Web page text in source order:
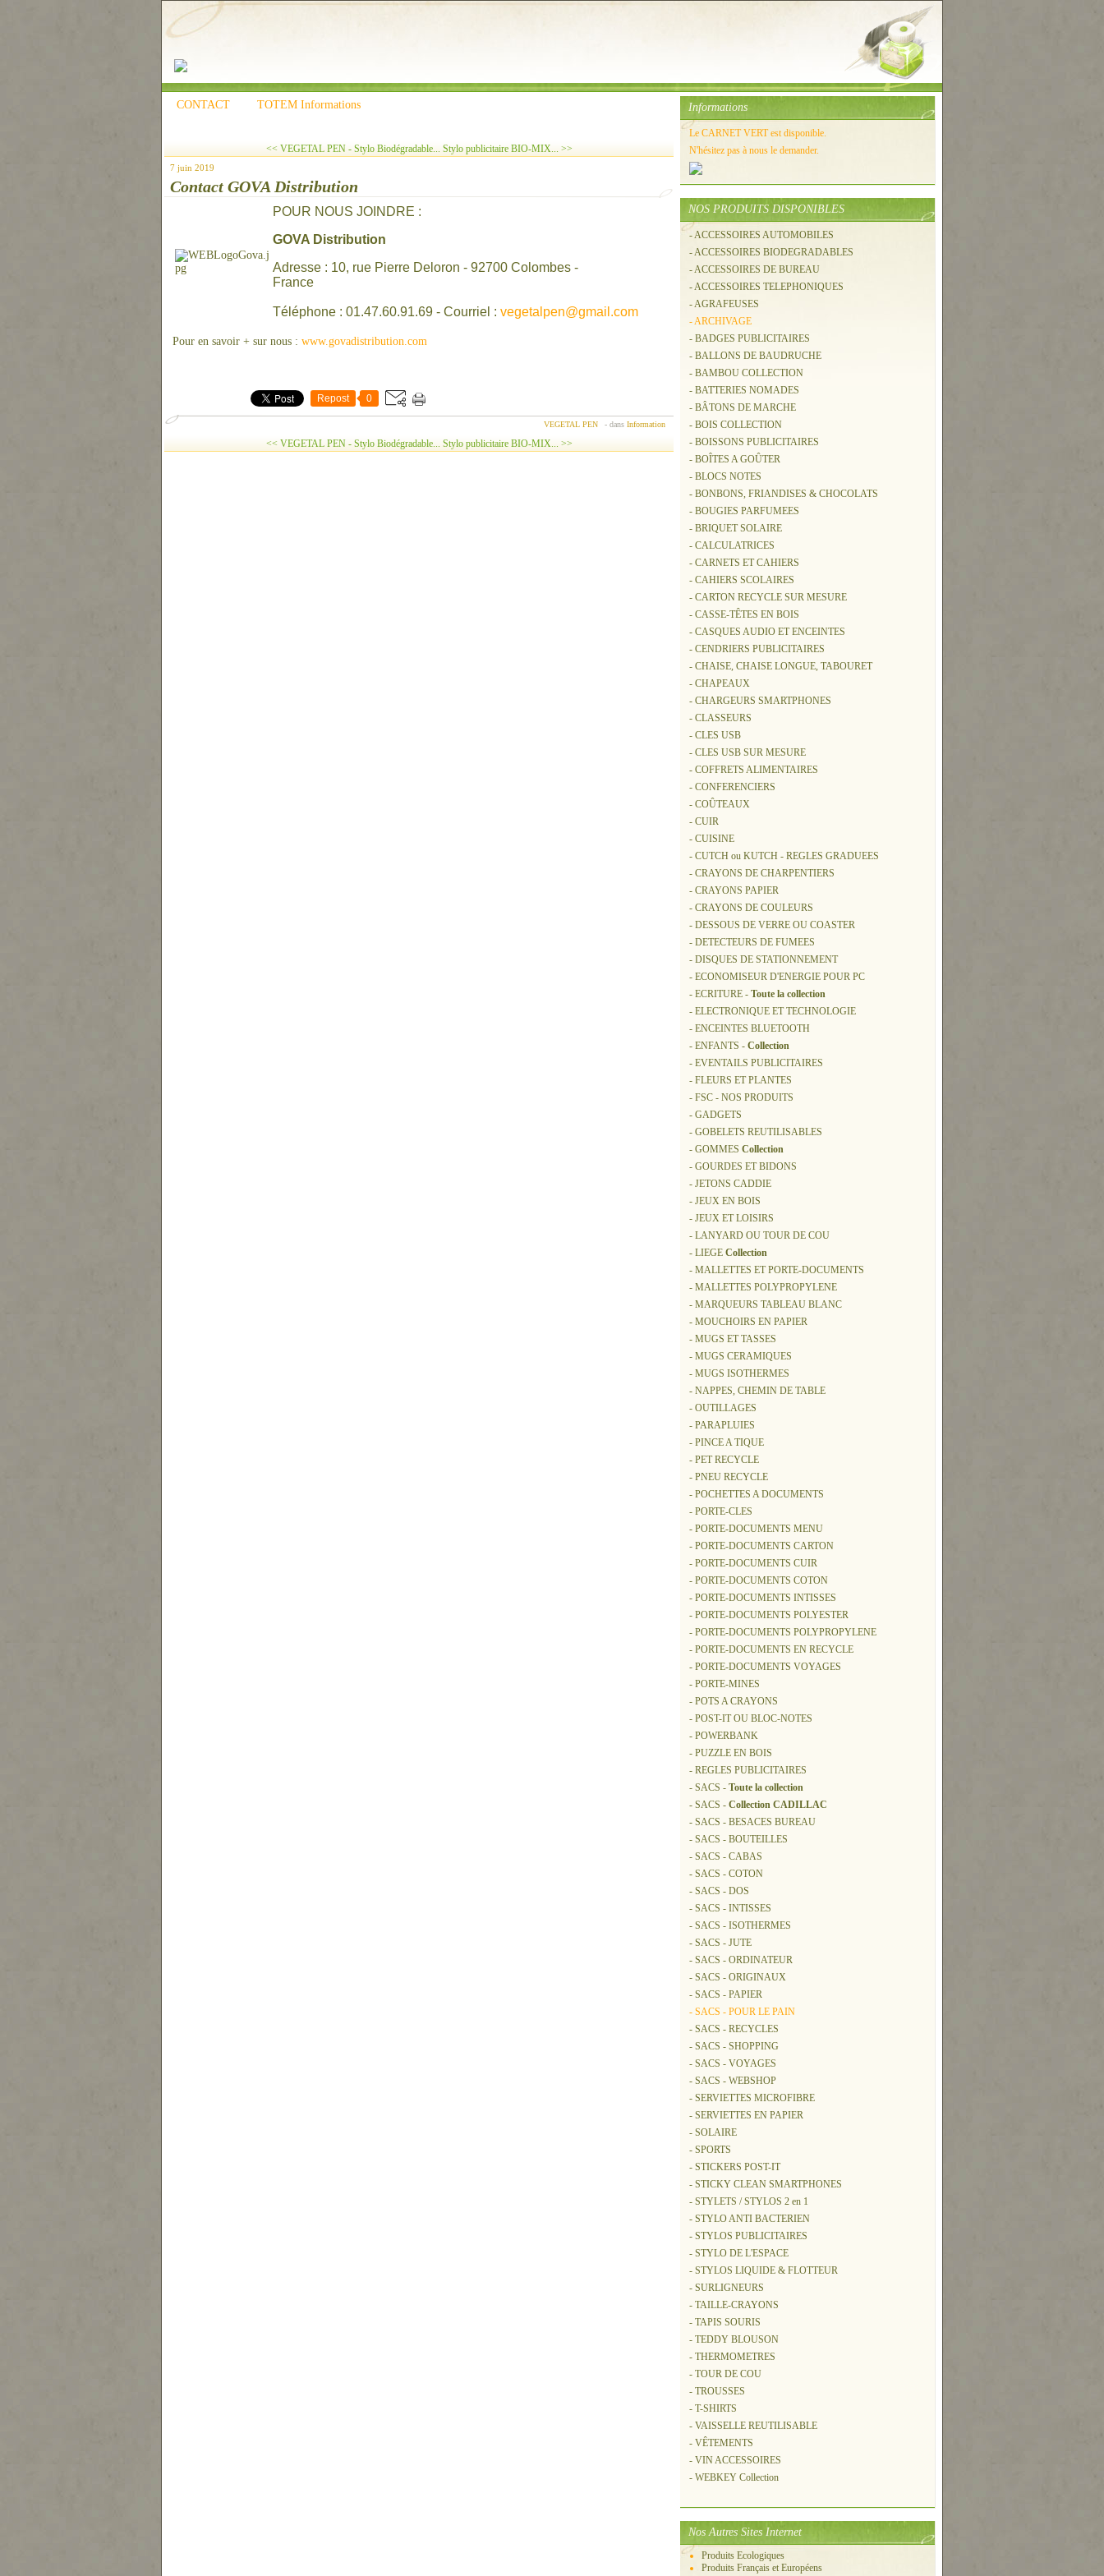
CONTACT TOTEM Informations
<< VEGETAL PEN - Stylo Biodégradable... Stylo publicitaire BIO-MIX... >>
7 juin 2019
Contact GOVA Distribution
POUR NOUS JOINDRE :
GOVA Distribution
Adresse : 10, rue Pierre Deloron - 92700 Colombes -
France
Téléphone : 01.47.60.91.69 - Courriel : vegetalpen@gmail.com
Pour en savoir + sur nous : www.govadistribution.com
Repost 0
VEGETAL PEN - dans Information
<< VEGETAL PEN - Stylo Biodégradable... Stylo publicitaire BIO-MIX... >>
Informations
Le CARNET VERT est disponible.
N'hésitez pas à nous le demander.
NOS PRODUITS DISPONIBLES
- ACCESSOIRES AUTOMOBILES
- ACCESSOIRES BIODEGRADABLES
- ACCESSOIRES DE BUREAU
- ACCESSOIRES TELEPHONIQUES
- AGRAFEUSES
- ARCHIVAGE
- BADGES PUBLICITAIRES
- BALLONS DE BAUDRUCHE
- BAMBOU COLLECTION
- BATTERIES NOMADES
- BÂTONS DE MARCHE
- BOIS COLLECTION
- BOISSONS PUBLICITAIRES
- BOÎTES A GOÛTER
- BLOCS NOTES
- BONBONS, FRIANDISES & CHOCOLATS
- BOUGIES PARFUMEES
- BRIQUET SOLAIRE
- CALCULATRICES
- CARNETS ET CAHIERS
- CAHIERS SCOLAIRES
- CARTON RECYCLE SUR MESURE
- CASSE-TÊTES EN BOIS
- CASQUES AUDIO ET ENCEINTES
- CENDRIERS PUBLICITAIRES
- CHAISE, CHAISE LONGUE, TABOURET
- CHAPEAUX
- CHARGEURS SMARTPHONES
- CLASSEURS
- CLES USB
- CLES USB SUR MESURE
- COFFRETS ALIMENTAIRES
- CONFERENCIERS
- COÛTEAUX
- CUIR
- CUISINE
- CUTCH ou KUTCH - REGLES GRADUEES
- CRAYONS DE CHARPENTIERS
- CRAYONS PAPIER
- CRAYONS DE COULEURS
- DESSOUS DE VERRE OU COASTER
- DETECTEURS DE FUMEES
- DISQUES DE STATIONNEMENT
- ECONOMISEUR D'ENERGIE POUR PC
- ECRITURE - Toute la collection
- ELECTRONIQUE ET TECHNOLOGIE
- ENCEINTES BLUETOOTH
- ENFANTS - Collection
- EVENTAILS PUBLICITAIRES
- FLEURS ET PLANTES
- FSC - NOS PRODUITS
- GADGETS
- GOBELETS REUTILISABLES
- GOMMES Collection
- GOURDES ET BIDONS
- JETONS CADDIE
- JEUX EN BOIS
- JEUX ET LOISIRS
- LANYARD OU TOUR DE COU
- LIEGE Collection
- MALLETTES ET PORTE-DOCUMENTS
- MALLETTES POLYPROPYLENE
- MARQUEURS TABLEAU BLANC
- MOUCHOIRS EN PAPIER
- MUGS ET TASSES
- MUGS CERAMIQUES
- MUGS ISOTHERMES
- NAPPES, CHEMIN DE TABLE
- OUTILLAGES
- PARAPLUIES
- PINCE A TIQUE
- PET RECYCLE
- PNEU RECYCLE
- POCHETTES A DOCUMENTS
- PORTE-CLES
- PORTE-DOCUMENTS MENU
- PORTE-DOCUMENTS CARTON
- PORTE-DOCUMENTS CUIR
- PORTE-DOCUMENTS COTON
- PORTE-DOCUMENTS INTISSES
- PORTE-DOCUMENTS POLYESTER
- PORTE-DOCUMENTS POLYPROPYLENE
- PORTE-DOCUMENTS EN RECYCLE
- PORTE-DOCUMENTS VOYAGES
- PORTE-MINES
- POTS A CRAYONS
- POST-IT OU BLOC-NOTES
- POWERBANK
- PUZZLE EN BOIS
- REGLES PUBLICITAIRES
- SACS - Toute la collection
- SACS - Collection CADILLAC
- SACS - BESACES BUREAU
- SACS - BOUTEILLES
- SACS - CABAS
- SACS - COTON
- SACS - DOS
- SACS - INTISSES
- SACS - ISOTHERMES
- SACS - JUTE
- SACS - ORDINATEUR
- SACS - ORIGINAUX
- SACS - PAPIER
- SACS - POUR LE PAIN
- SACS - RECYCLES
- SACS - SHOPPING
- SACS - VOYAGES
- SACS - WEBSHOP
- SERVIETTES MICROFIBRE
- SERVIETTES EN PAPIER
- SOLAIRE
- SPORTS
- STICKERS POST-IT
- STICKY CLEAN SMARTPHONES
- STYLETS / STYLOS 2 en 1
- STYLO ANTI BACTERIEN
- STYLOS PUBLICITAIRES
- STYLO DE L'ESPACE
- STYLOS LIQUIDE & FLOTTEUR
- SURLIGNEURS
- TAILLE-CRAYONS
- TAPIS SOURIS
- TEDDY BLOUSON
- THERMOMETRES
- TOUR DE COU
- TROUSSES
- T-SHIRTS
- VAISSELLE REUTILISABLE
- VÊTEMENTS
- VIN ACCESSOIRES
- WEBKEY Collection
Nos Autres Sites Internet
Produits Ecologiques
Produits Français et Européens